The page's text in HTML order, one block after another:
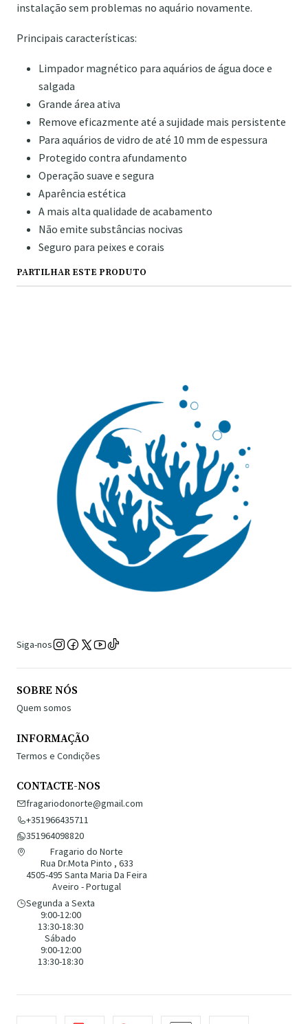
instalação sem problemas no aquário novamente.
Principais características:
Limpador magnético para aquários de água doce e
salgada
Grande área ativa
Remove eficazmente até a sujidade mais persistente
Para aquários de vidro de até 10 mm de espessura
Protegido contra afundamento
Operação suave e segura
Aparência estética
A mais alta qualidade de acabamento
Não emite substâncias nocivas
Seguro para peixes e corais
PARTILHAR ESTE PRODUTO
Siga-nos
SOBRE NÓS
Quem somos
INFORMAÇÃO
Termos e Condições
CONTACTE-NOS
fragariodonorte@gmail.com
+351966435711
351964098820
Fragario do Norte
Rua Dr.Mota Pinto , 633
4505-495 Santa Maria Da Feira
Aveiro - Portugal
Segunda a Sexta
9:00-12:00
13:30-18:30
Sábado
9:00-12:00
13:30-18:30